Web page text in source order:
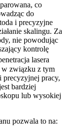
co
do
i precyzyjne
skalingu. Za
nie powodując
kontrolę
lasera
w związku z tym
precyzyjnej pracy,
bardziej
lub wysokiej
pozwala to na: